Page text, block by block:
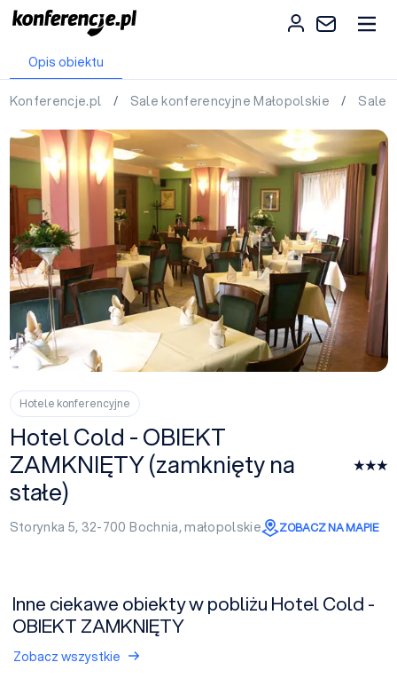
Opis obiektu
Konferencje.pl / Sale konferencyjne Małopolskie / Sale
Hotele konferencyjne
Hotel Cold - OBIEKT
ZAMKNIĘTY (zamknięty na
stałe)
Storynka 5, 32-700Bochnia,małopolskie ZOBACZ NA MAPIE
Inne ciekawe obiekty w pobliżu Hotel Cold -
OBIEKT ZAMKNIĘTY
Zobacz wszystkie